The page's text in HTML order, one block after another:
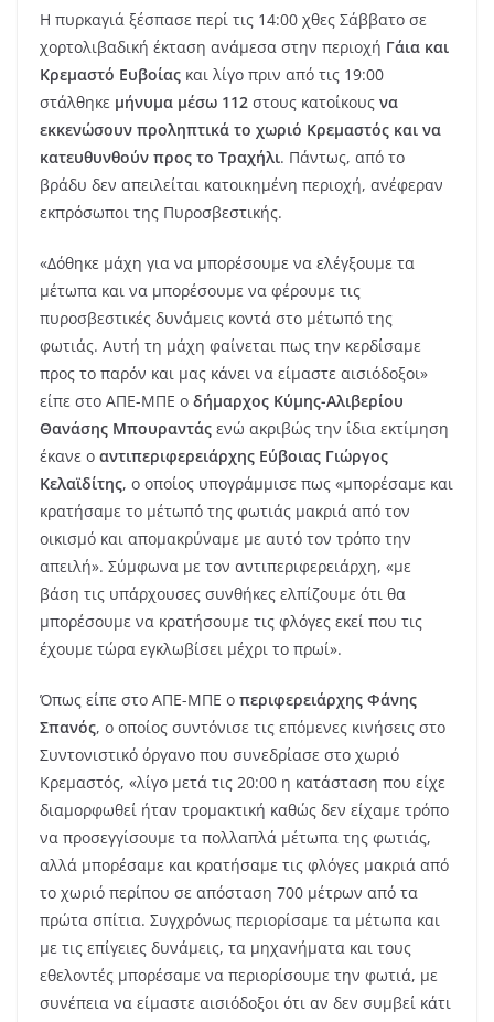
Η πυρκαγιά ξέσπασε περί τις 14:00 χθες Σάββατο σε
χορτολιβαδική έκταση ανάμεσα στην περιοχή Γάια και
Κρεμαστό Ευβοίας και λίγο πριν από τις 19:00
στάλθηκε μήνυμα μέσω 112 στους κατοίκους να
εκκενώσουν προληπτικά το χωριό Κρεμαστός και να
κατευθυνθούν προς το Τραχήλι. Πάντως, από το
βράδυ δεν απειλείται κατοικημένη περιοχή, ανέφεραν
εκπρόσωποι της Πυροσβεστικής.
«Δόθηκε μάχη για να μπορέσουμε να ελέγξουμε τα
μέτωπα και να μπορέσουμε να φέρουμε τις
πυροσβεστικές δυνάμεις κοντά στο μέτωπό της
φωτιάς. Αυτή τη μάχη φαίνεται πως την κερδίσαμε
προς το παρόν και μας κάνει να είμαστε αισιόδοξοι»
είπε στο ΑΠΕ-ΜΠΕ ο δήμαρχος Κύμης-Αλιβερίου
Θανάσης Μπουραντάς ενώ ακριβώς την ίδια εκτίμηση
έκανε ο αντιπεριφερειάρχης Εύβοιας Γιώργος
Κελαϊδίτης, ο οποίος υπογράμμισε πως «μπορέσαμε και
κρατήσαμε το μέτωπό της φωτιάς μακριά από τον
οικισμό και απομακρύναμε με αυτό τον τρόπο την
απειλή». Σύμφωνα με τον αντιπεριφερειάρχη, «με
βάση τις υπάρχουσες συνθήκες ελπίζουμε ότι θα
μπορέσουμε να κρατήσουμε τις φλόγες εκεί που τις
έχουμε τώρα εγκλωβίσει μέχρι το πρωί».
Όπως είπε στο ΑΠΕ-ΜΠΕ ο περιφερειάρχης Φάνης
Σπανός, ο οποίος συντόνισε τις επόμενες κινήσεις στο
Συντονιστικό όργανο που συνεδρίασε στο χωριό
Κρεμαστός, «λίγο μετά τις 20:00 η κατάσταση που είχε
διαμορφωθεί ήταν τρομακτική καθώς δεν είχαμε τρόπο
να προσεγγίσουμε τα πολλαπλά μέτωπα της φωτιάς,
αλλά μπορέσαμε και κρατήσαμε τις φλόγες μακριά από
το χωριό περίπου σε απόσταση 700 μέτρων από τα
πρώτα σπίτια. Συγχρόνως περιορίσαμε τα μέτωπα και
με τις επίγειες δυνάμεις, τα μηχανήματα και τους
εθελοντές μπορέσαμε να περιορίσουμε την φωτιά, με
συνέπεια να είμαστε αισιόδοξοι ότι αν δεν συμβεί κάτι